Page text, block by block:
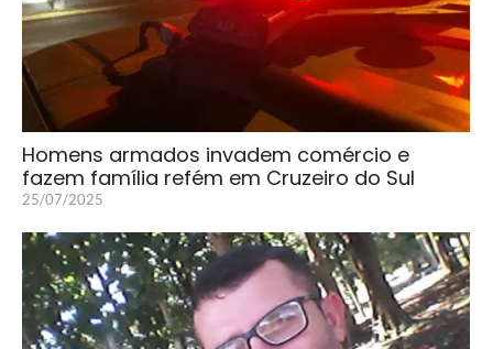
Homens armados invadem comércio e
fazem família refém em Cruzeiro do Sul
25/07/2025